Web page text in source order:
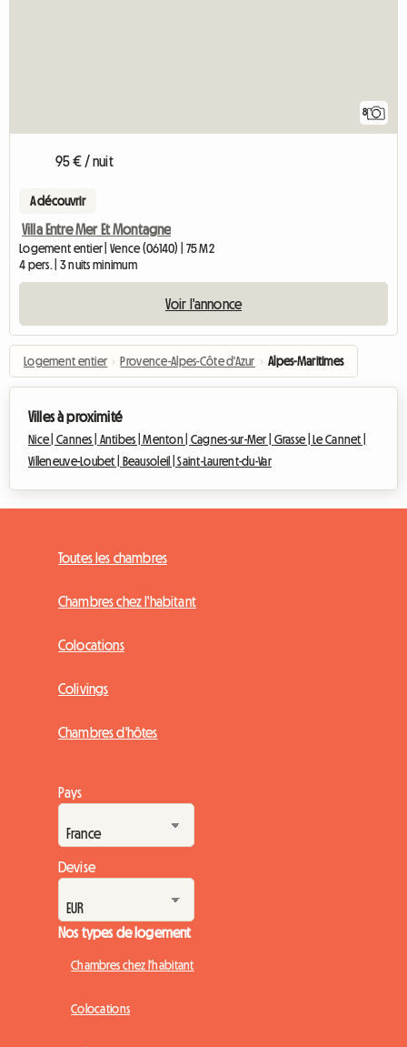
8
95 € / nuit
A découvrir
Villa Entre Mer Et Montagne
Logement entier | Vence (06140) | 75 M2
4 pers. | 3 nuits minimum
Voir l'annonce
Logement entier › Provence-Alpes-Côte d'Azur › Alpes-Maritimes
Villes à proximité
Nice | Cannes | Antibes |Menton | Cagnes-sur-Mer | Grasse |
Le Cannet |
Villeneuve-Loubet |
Beausoleil |Saint-Laurent-du-Var
Toutes les chambres
Chambres chez l'habitant
Colocations
Colivings
Chambres d'hôtes
Pays
Devise
Nos types de logement
Chambres chez l'habitant
Colocations